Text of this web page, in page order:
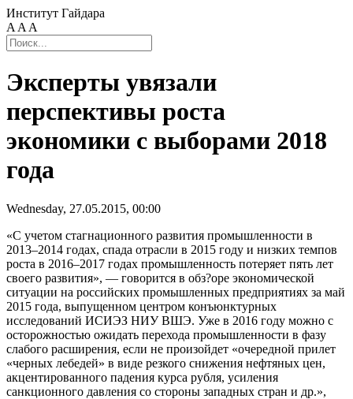
Институт Гайдара
A A A
Эксперты увязали
перспективы роста
экономики с выборами 2018
года
Wednesday, 27.05.2015, 00:00
«С учетом стагнационного развития промышленности в
2013–2014 годах, спада отрасли в 2015 году и низких темпов
роста в 2016–2017 годах промышленность потеряет пять лет
своего развития», — говорится в обз?оре экономической
ситуации на российских промышленных предприятиях за май
2015 года, выпущенном центром конъюнктурных
исследований ИСИЭЗ НИУ ВШЭ. Уже в 2016 году можно с
осторожностью ожидать перехода промышленности в фазу
слабого расширения, если не произойдет «очередной прилет
«черных лебедей» в виде резкого снижения нефтяных цен,
акцентированного падения курса рубля, усиления
санкционного давления со стороны западных стран и др.»,